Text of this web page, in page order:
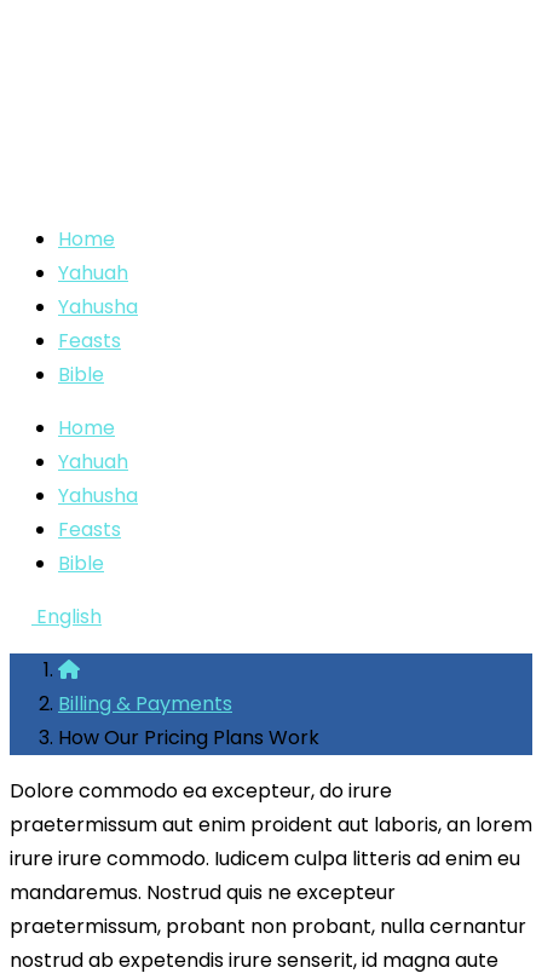
Home
Yahuah
Yahusha
Feasts
Bible
Home
Yahuah
Yahusha
Feasts
Bible
English
Billing & Payments
How Our Pricing Plans Work
Dolore commodo ea excepteur, do irure
praetermissum aut enim proident aut laboris, an lorem
irure irure commodo. Iudicem culpa litteris ad enim eu
mandaremus. Nostrud quis ne excepteur
praetermissum, probant non probant, nulla cernantur
nostrud ab expetendis irure senserit, id magna aute